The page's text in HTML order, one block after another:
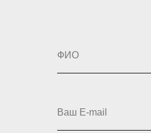
ФИО
Ваш E-mail